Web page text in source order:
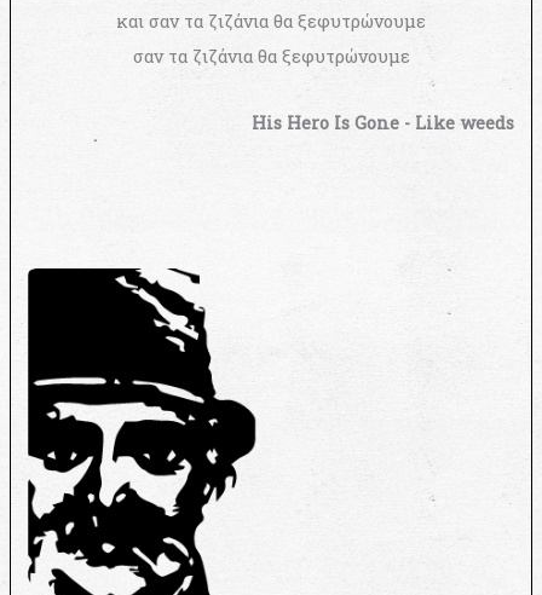
και σαν τα ζιζάνια θα ξεφυτρώνουμε
σαν τα ζιζάνια θα ξεφυτρώνουμε
His Hero Is Gone - Like weeds